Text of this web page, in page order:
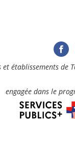
établissements de
engagée dans le